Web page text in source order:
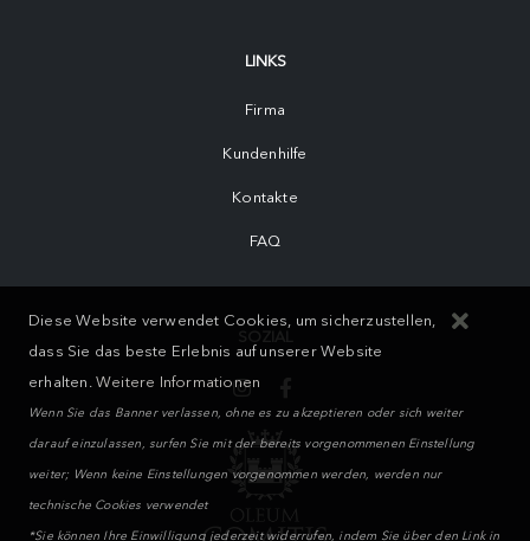
LINKS
Firma
Kundenhilfe
Kontakte
FAQ
Diese Website verwendet Cookies, um sicherzustellen,
dass Sie das beste Erlebnis auf unserer Website
erhalten.Weitere Informationen
Wenn Sie das Banner verlassen, ohne es zu akzeptieren oder sich weiter
darauf einzulassen, surfen Sie mit der bereits vorgenommenen Einstellung
weiter; Wenn keine Einstellungen vorgenommen werden, werden nur
technische Cookies verwendet
*Sie können Ihre Einwilligung jederzeit widerrufen, indem Sie über den Link in